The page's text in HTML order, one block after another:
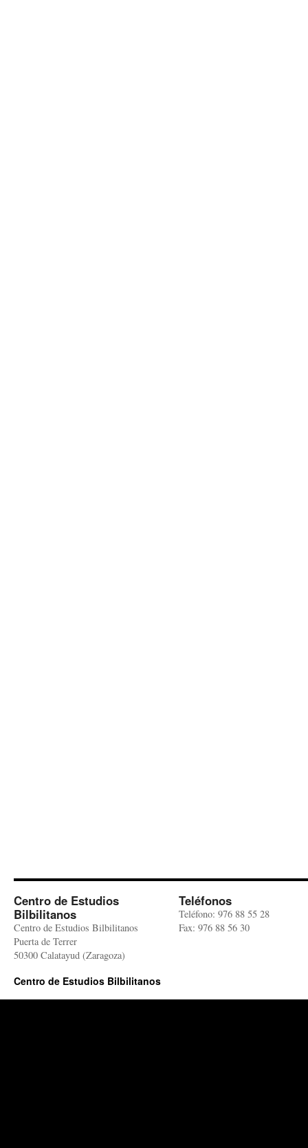
Centro de Estudios
Bilbilitanos
Centro de Estudios Bilbilitanos
Puerta de Terrer
50300 Calatayud (Zaragoza)
Teléfonos
Teléfono: 976 88 55 28
Fax: 976 88 56 30
Centro de Estudios Bilbilitanos